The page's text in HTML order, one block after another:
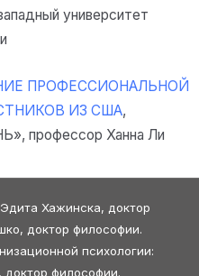
университет
ПРОФЕССИОНАЛЬНОЙ
ИЗ США,
, профессор Ханна Ли
Хажинска, доктор
доктор философии.
психологии:
доктор философии.